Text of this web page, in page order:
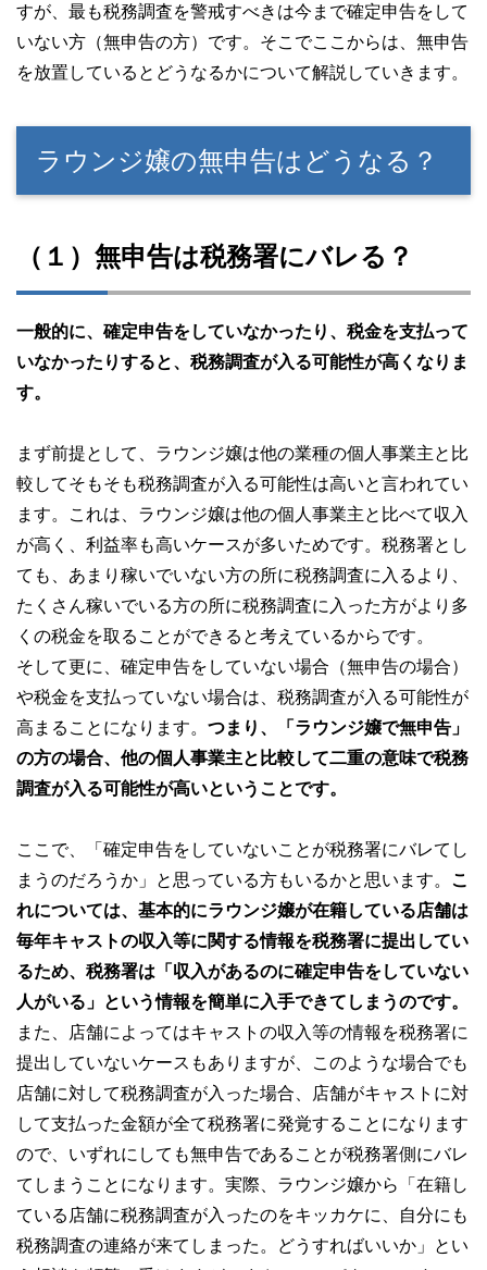
すが、最も税務調査を警戒すべきは今まで確定申告をして
いない方（無申告の方）です。そこでここからは、無申告
を放置しているとどうなるかについて解説していきます。
ラウンジ嬢の無申告はどうなる？
（１）無申告は税務署にバレる？
一般的に、確定申告をしていなかったり、税金を支払って
いなかったりすると、税務調査が入る可能性が高くなりま
す。
まず前提として、ラウンジ嬢は他の業種の個人事業主と比
較してそもそも税務調査が入る可能性は高いと言われてい
ます。これは、ラウンジ嬢は他の個人事業主と比べて収入
が高く、利益率も高いケースが多いためです。税務署とし
ても、あまり稼いでいない方の所に税務調査に入るより、
たくさん稼いでいる方の所に税務調査に入った方がより多
くの税金を取ることができると考えているからです。
そして更に、確定申告をしていない場合（無申告の場合）
や税金を支払っていない場合は、税務調査が入る可能性が
高まることになります。 つまり、「ラウンジ嬢で無申告」
の方の場合、他の個人事業主と比較して二重の意味で税務
調査が入る可能性が高いということです。
ここで、「確定申告をしていないことが税務署にバレてし
まうのだろうか」と思っている方もいるかと思います。 こ
れについては、基本的にラウンジ嬢が在籍している店舗は
毎年キャストの収入等に関する情報を税務署に提出してい
るため、税務署は「収入があるのに確定申告をしていない
人がいる」という情報を簡単に入手できてしまうのです。
また、店舗によってはキャストの収入等の情報を税務署に
提出していないケースもありますが、このような場合でも
店舗に対して税務調査が入った場合、店舗がキャストに対
して支払った金額が全て税務署に発覚することになります
ので、いずれにしても無申告であることが税務署側にバレ
てしまうことになります。実際、ラウンジ嬢から「在籍し
ている店舗に税務調査が入ったのをキッカケに、自分にも
税務調査の連絡が来てしまった。どうすればいいか」とい